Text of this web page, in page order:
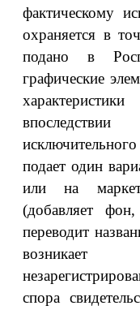
фактическому
охраняется в
подано в
графические
подает один
или на
(добавляет
переводит
спора